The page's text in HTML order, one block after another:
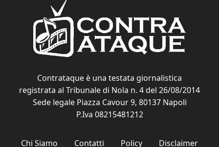
Contrataque è una testata giornalistica
registrata al Tribunale di Nola n. 4 del 26/08/2014
Sede legale Piazza Cavour 9, 80137 Napoli
P.Iva 08215481212
Chi Siamo Contatti Policy
Disclaimer